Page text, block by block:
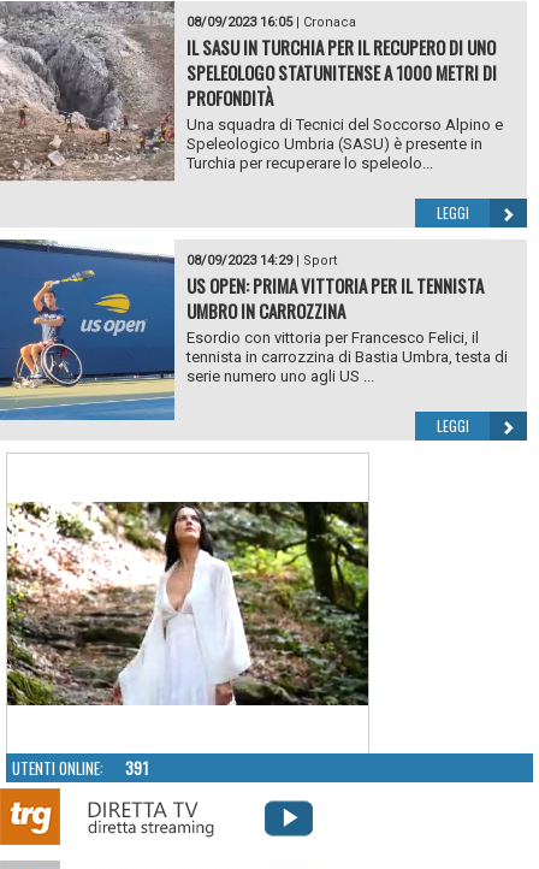
08/09/2023 16:05| Cronaca
IL SASU IN TURCHIA PER IL RECUPERO DI UNO
SPELEOLOGO STATUNITENSE A 1000 METRI DI
PROFONDITÀ
Una squadra di Tecnici del Soccorso Alpino e
Speleologico Umbria (SASU) è presente in
Turchia per recuperare lo speleolo...
LEGGI
08/09/2023 14:29| Sport
US OPEN: PRIMA VITTORIA PER IL TENNISTA
UMBRO IN CARROZZINA
Esordio con vittoria per Francesco Felici, il
tennista in carrozzina di Bastia Umbra, testa di
serie numero uno agli US ...
LEGGI
UTENTI ONLINE: 391